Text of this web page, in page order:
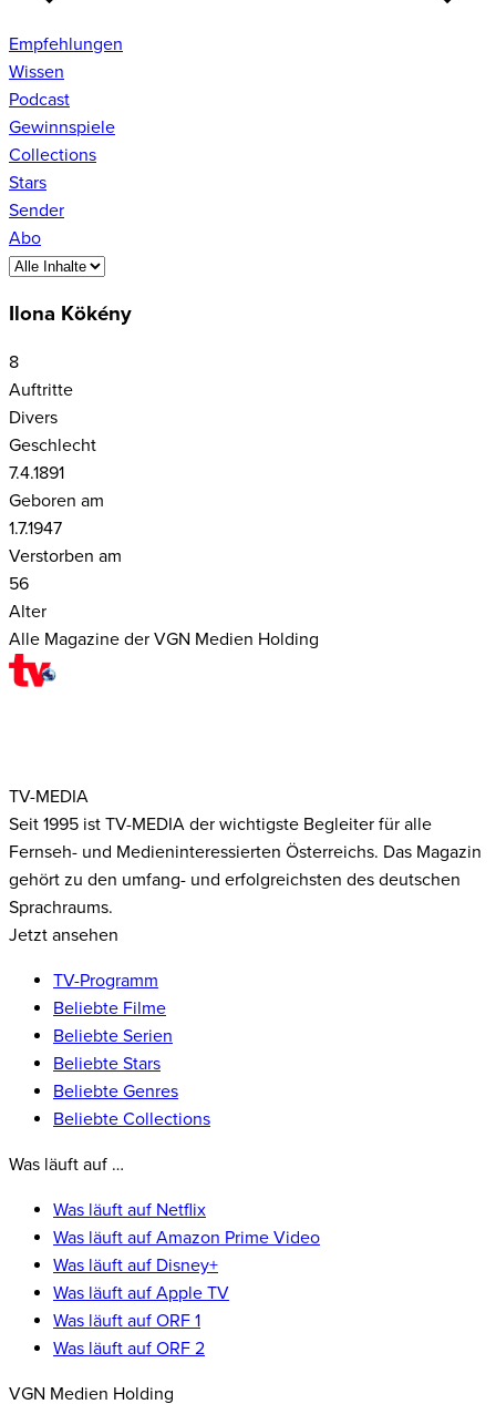
Empfehlungen
Wissen
Podcast
Gewinnspiele
Collections
Stars
Sender
Abo
Ilona Kökény
8
Auftritte
Divers
Geschlecht
7.4.1891
Geboren am
1.7.1947
Verstorben am
56
Alter
Alle Magazine der VGN Medien Holding
TV-MEDIA
Seit 1995 ist TV-MEDIA der wichtigste Begleiter für alle
Fernseh- und Medieninteressierten Österreichs. Das Magazin
gehört zu den umfang- und erfolgreichsten des deutschen
Sprachraums.
Jetzt ansehen
TV-Programm
Beliebte Filme
Beliebte Serien
Beliebte Stars
Beliebte Genres
Beliebte Collections
Was läuft auf …
Was läuft auf Netflix
Was läuft auf Amazon Prime Video
Was läuft auf Disney+
Was läuft auf Apple TV
Was läuft auf ORF 1
Was läuft auf ORF 2
VGN Medien Holding